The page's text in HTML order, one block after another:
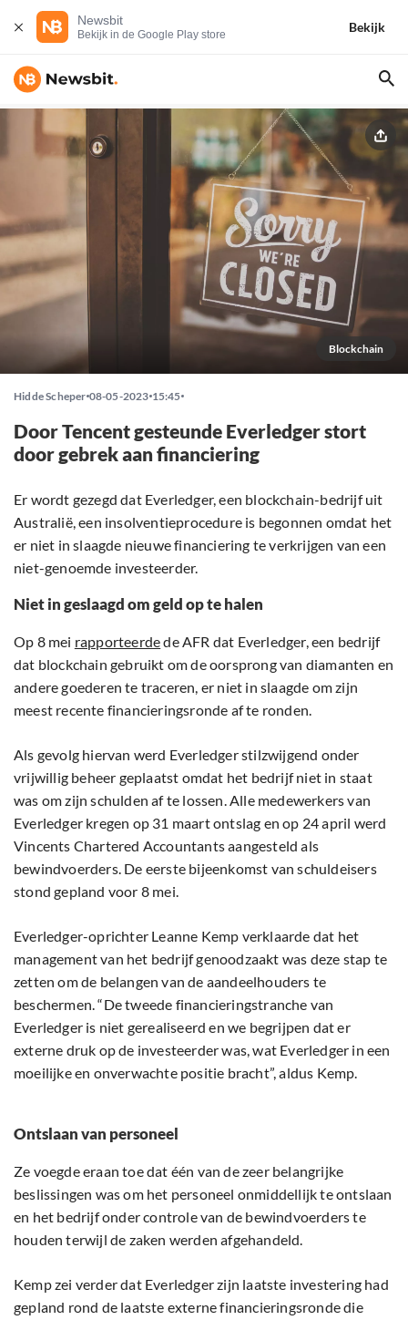
Newsbit
Bekijk in de Google Play store
Bekijk
Blockchain
Hidde Scheper 08-05-2023 15:45
Door Tencent gesteunde Everledger stort
door gebrek aan financiering
Er wordt gezegd dat Everledger, een blockchain-bedrijf uit
Australië, een insolventieprocedure is begonnen omdat het
er niet in slaagde nieuwe financiering te verkrijgen van een
niet-genoemde investeerder.
Niet in geslaagd om geld op te halen
Op 8 mei rapporteerdede AFR dat Everledger, een bedrijf
dat blockchain gebruikt om de oorsprong van diamanten en
andere goederen te traceren, er niet in slaagde om zijn
meest recente financieringsronde af te ronden.
Als gevolg hiervan werd Everledger stilzwijgend onder
vrijwillig beheer geplaatst omdat het bedrijf niet in staat
was om zijn schulden af te lossen. Alle medewerkers van
Everledger kregen op 31 maart ontslag en op 24 april werd
Vincents Chartered Accountants aangesteld als
bewindvoerders. De eerste bijeenkomst van schuldeisers
stond gepland voor 8 mei.
Everledger-oprichter Leanne Kemp verklaarde dat het
management van het bedrijf genoodzaakt was deze stap te
zetten om de belangen van de aandeelhouders te
beschermen. “De tweede financieringstranche van
Everledger is niet gerealiseerd en we begrijpen dat er
externe druk op de investeerder was, wat Everledger in een
moeilijke en onverwachte positie bracht”, aldus Kemp.
Ontslaan van personeel
Ze voegde eraan toe dat één van de zeer belangrijke
beslissingen was om het personeel onmiddellijk te ontslaan
en het bedrijf onder controle van de bewindvoerders te
houden terwijl de zaken werden afgehandeld.
Kemp zei verder dat Everledger zijn laatste investering had
gepland rond de laatste externe financieringsronde die